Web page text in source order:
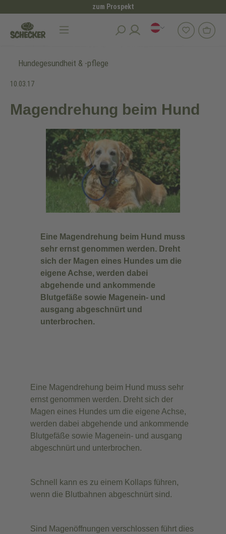
zum Prospekt
Hundegesundheit & -pflege
10.03.17
Magendrehung beim Hund
Eine Magendrehung beim Hund muss
sehr ernst genommen werden. Dreht
sich der Magen eines Hundes um die
eigene Achse, werden dabei
abgehende und ankommende
Blutgefäße sowie Magenein- und
ausgang abgeschnürt und
unterbrochen.
Eine Magendrehung beim Hund muss sehr
ernst genommen werden. Dreht sich der
Magen eines Hundes um die eigene Achse,
werden dabei abgehende und ankommende
Blutgefäße sowie Magenein- und ausgang
abgeschnürt und unterbrochen.
Schnell kann es zu einem Kollaps führen,
wenn die Blutbahnen abgeschnürt sind.
Sind Magenöffnungen verschlossen führt dies